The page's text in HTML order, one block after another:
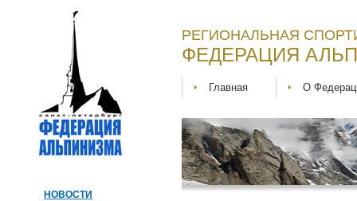
НОВОСТИ
РЕГИОНАЛЬНАЯ
ФЕДЕРАЦИЯ
Главная О